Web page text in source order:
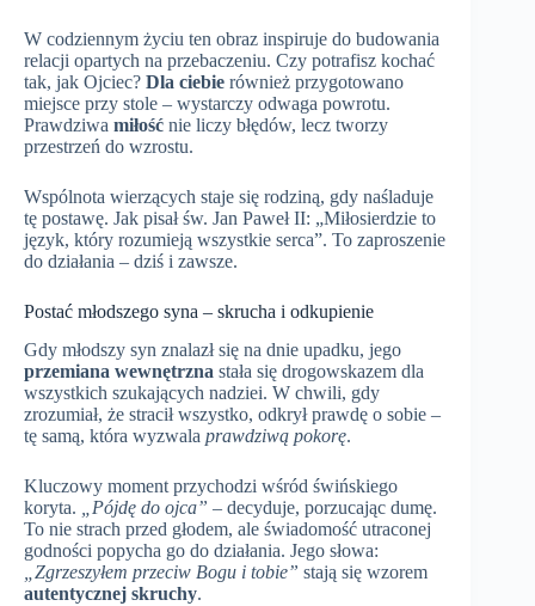
W codziennym życiu ten obraz inspiruje do budowania
relacji opartych na przebaczeniu. Czy potrafisz kochać
tak, jak Ojciec? Dla ciebie również przygotowano
miejsce przy stole – wystarczy odwaga powrotu.
Prawdziwa miłość nie liczy błędów, lecz tworzy
przestrzeń do wzrostu.
Wspólnota wierzących staje się rodziną, gdy naśladuje
tę postawę. Jak pisał św. Jan Paweł II: „Miłosierdzie to
język, który rozumieją wszystkie serca”. To zaproszenie
do działania – dziś i zawsze.
Postać młodszego syna – skrucha i odkupienie
Gdy młodszy syn znalazł się na dnie upadku, jego
przemiana wewnętrzna stała się drogowskazem dla
wszystkich szukających nadziei. W chwili, gdy
zrozumiał, że stracił wszystko, odkrył prawdę o sobie –
tę samą, która wyzwala prawdziwą pokorę.
Kluczowy moment przychodzi wśród świńskiego
koryta.
„Pójdę do ojca” – decyduje, porzucając dumę.
To nie strach przed głodem, ale świadomość utraconej
godności popycha go do działania. Jego słowa:
„Zgrzeszyłem przeciw Bogu i tobie” stają się wzorem
autentycznej skruchy.